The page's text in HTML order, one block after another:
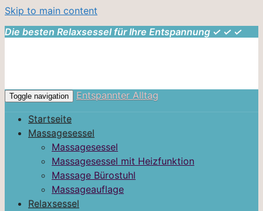
Skip to main content
Die besten Relaxsessel für Ihre Entspannung ✓ ✓ ✓
Toggle navigation
Entspannter Alltag
Startseite
Massagesessel
Massagesessel
Massagesessel mit Heizfunktion
Massage Bürostuhl
Massageauflage
Relaxsessel